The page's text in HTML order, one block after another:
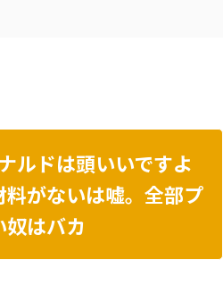
ルドは頭いいですよ
がないは嘘。全部プ
奴はバカ